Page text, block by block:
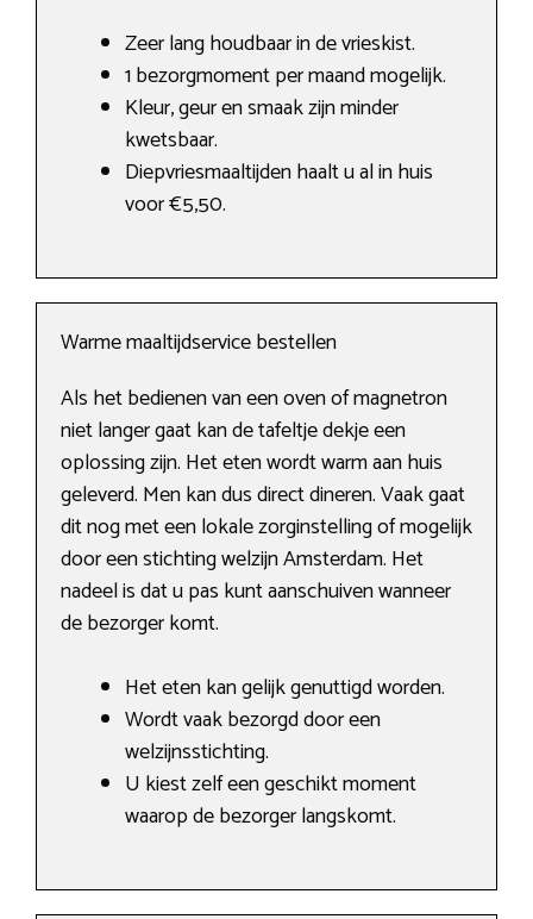
Zeer lang houdbaar in de vrieskist.
1 bezorgmoment per maand mogelijk.
Kleur, geur en smaak zijn minder
kwetsbaar.
Diepvriesmaaltijden haalt u al in huis
voor €5,50.
Warme maaltijdservice bestellen
Als het bedienen van een oven of magnetron
niet langer gaat kan de tafeltje dekje een
oplossing zijn. Het eten wordt warm aan huis
geleverd. Men kan dus direct dineren. Vaak gaat
dit nog met een lokale zorginstelling of mogelijk
door een stichting welzijn Amsterdam. Het
nadeel is dat u pas kunt aanschuiven wanneer
de bezorger komt.
Het eten kan gelijk genuttigd worden.
Wordt vaak bezorgd door een
welzijnsstichting.
U kiest zelf een geschikt moment
waarop de bezorger langskomt.